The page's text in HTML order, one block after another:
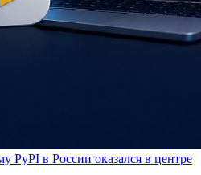
PyPI в России оказался в центре